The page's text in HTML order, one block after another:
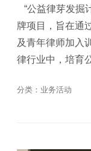
“公益律芽发掘
牌项目，旨在通
及青年律师加入
律行业中，培育
分类： 业务活动